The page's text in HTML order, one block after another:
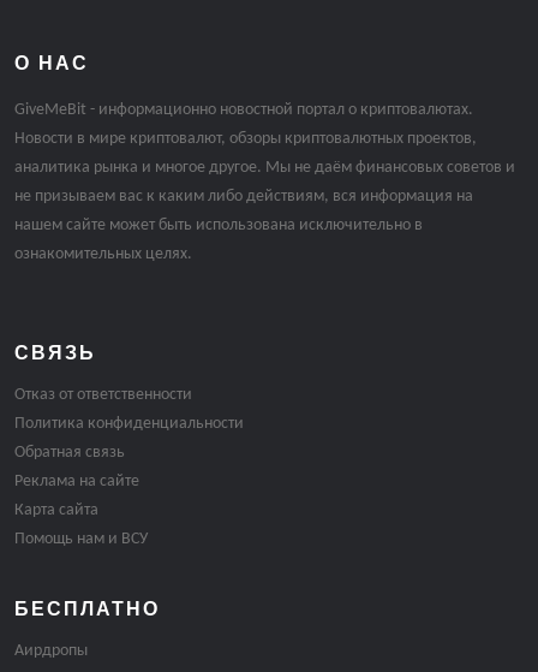
О НАС
GiveMeBit - информационно новостной портал о криптовалютах.
Новости в мире криптовалют, обзоры криптовалютных проектов,
аналитика рынка и многое другое. Мы не даём финансовых советов и
не призываем вас к каким либо действиям, вся информация на
нашем сайте может быть использована исключительно в
ознакомительных целях.
СВЯЗЬ
Отказ от ответственности
Политика конфиденциальности
Обратная связь
Реклама на сайте
Карта сайта
Помощь нам и ВСУ
БЕСПЛАТНО
Аирдропы